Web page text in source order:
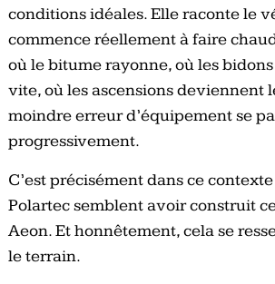
conditions idéales. Elle raconte le
commence réellement à faire
où le bitume rayonne, où les
vite, où les ascensions deviennent
moindre erreur d’équipement se
progressivement.
C’est précisément dans ce
Polartec semblent avoir construit
Aeon. Et honnêtement, cela se
le terrain.